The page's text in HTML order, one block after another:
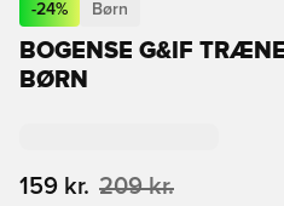
-24% Børn
BOGENSE G&IF
BØRN
159 kr. 209 kr.